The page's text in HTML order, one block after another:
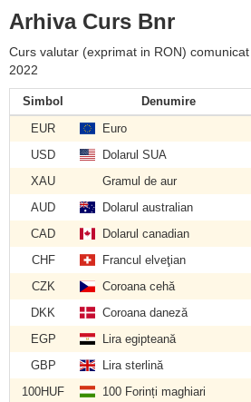
Arhiva Curs Bnr
Curs valutar (exprimat in RON)
2022
Simbol Denumire
EUR
Euro
USD
Dolarul SUA
XAU
Gramul de aur
AUD
Dolarul australian
CAD
Dolarul canadian
CHF
Francul elveţian
CZK
Coroana cehă
DKK
Coroana daneză
EGP
Lira egipteană
GBP
Lira sterlină
100HUF
100 Forinți maghiari